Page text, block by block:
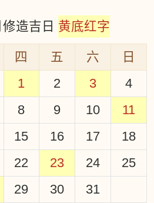
造吉日 黄底红字
四 五 六
日
1
2 3
4
8 9 10
11
15 16 17
18
22 23 24
25
29 30 31